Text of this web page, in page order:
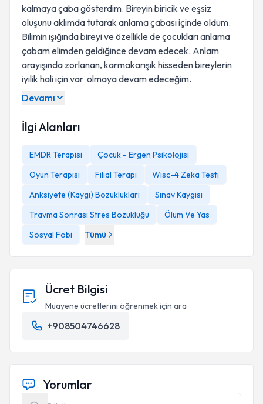
kalmaya çaba gösterdim. Bireyin biricik ve eşsiz
oluşunu aklımda tutarak anlama çabası içinde oldum.
Bilimin ışığında bireyi ve özellikle de çocukları anlama
çabam elimden geldiğince devam edecek. Anlam
arayışında zorlanan, karmakarışık hisseden bireylerin
iyilik hali için var olmaya devam edeceğim.
UYGULAMASI BİLİNEN TESTLER
(Nöropsikoloji) kapsamında)
Devamı
İlgi Alanları
EMDR Terapisi
Çocuk - Ergen Psikolojisi
Oyun Terapisi
Filial Terapi
Wisc-4 Zeka Testi
Anksiyete (Kaygı) Bozuklukları
Sınav Kaygısı
Travma Sonrası Stres Bozukluğu
Ölüm Ve Yas
Sosyal Fobi
Tümü
Ücret Bilgisi
Muayene ücretlerini öğrenmek için ara
+908504746628
Yorumlar